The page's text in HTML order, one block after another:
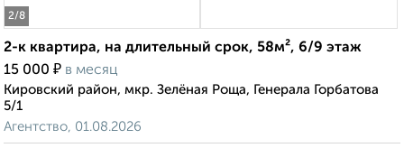
2/8
2-к квартира, на длительный срок, 58м², 6/9 этаж
15 000 ₽ в месяц
Кировский район, мкр. Зелёная Роща, Генерала Горбатова
5/1
Агентство, 01.08.2026